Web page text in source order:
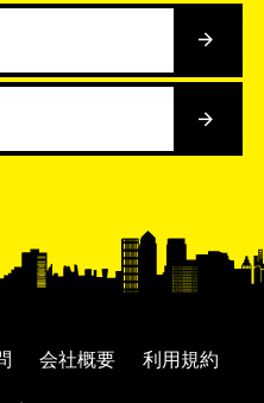
会社概要 利用規約